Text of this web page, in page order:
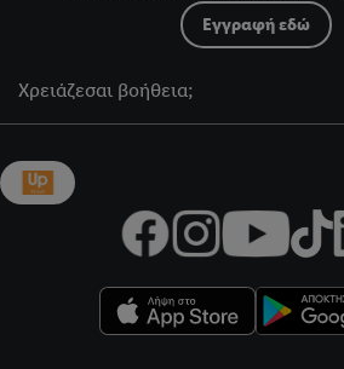
Εγγραφή εδώ
Χρειάζεσαι βοήθεια;